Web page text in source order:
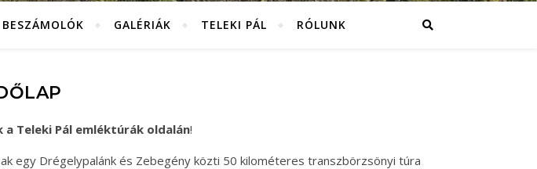
BESZÁMOLÓK GALÉRIÁK TELEKI PÁL RÓLUNK
Teleki Pál emléktúrák oldalán!
egy Drégelypalánk és Zebegény közti 50 kilométeres transzbörzsönyi túra